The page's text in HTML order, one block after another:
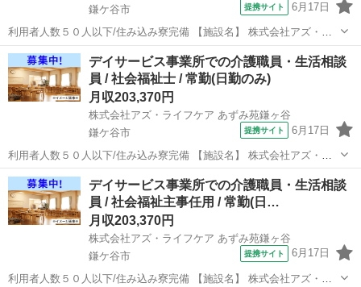
鎌ケ谷市 提携サイト 6月17日
利用者人数５０人以下/住み込み寮完備 【施設名】 株式会社アズ・ラ
イフケア あずみ苑鎌ヶ谷 【勤務地】 千葉県 鎌ケ谷市 【アクセス】
鎌ケ谷駅から徒歩20分 鎌ケ谷駅/馬込沢駅/鎌ケ谷大仏駅 【雇用形
態】常勤(日勤...
千葉 鎌ケ谷市 介護士
デイサービス事業所での介護職員・生活相談
員 / 社会福祉士 / 常勤(日勤のみ)
月収203,370円
株式会社アズ・ライフケア あずみ苑鎌ヶ谷
鎌ケ谷市
提携サイト 6月17日
利用者人数５０人以下/住み込み寮完備 【施設名】 株式会社アズ・ラ
イフケア あずみ苑鎌ヶ谷 【勤務地】 千葉県 鎌ケ谷市 【アクセス】
鎌ケ谷駅から徒歩20分 鎌ケ谷駅/馬込沢駅/鎌ケ谷大仏駅 【雇用形
態】常勤(日勤...
千葉 鎌ケ谷市 介護士
デイサービス事業所での介護職員・生活相談
員 / 社会福祉主事任用 / 常勤(日…
月収203,370円
株式会社アズ・ライフケア あずみ苑鎌ヶ谷
鎌ケ谷市
提携サイト 6月17日
利用者人数５０人以下/住み込み寮完備 【施設名】 株式会社アズ・ラ